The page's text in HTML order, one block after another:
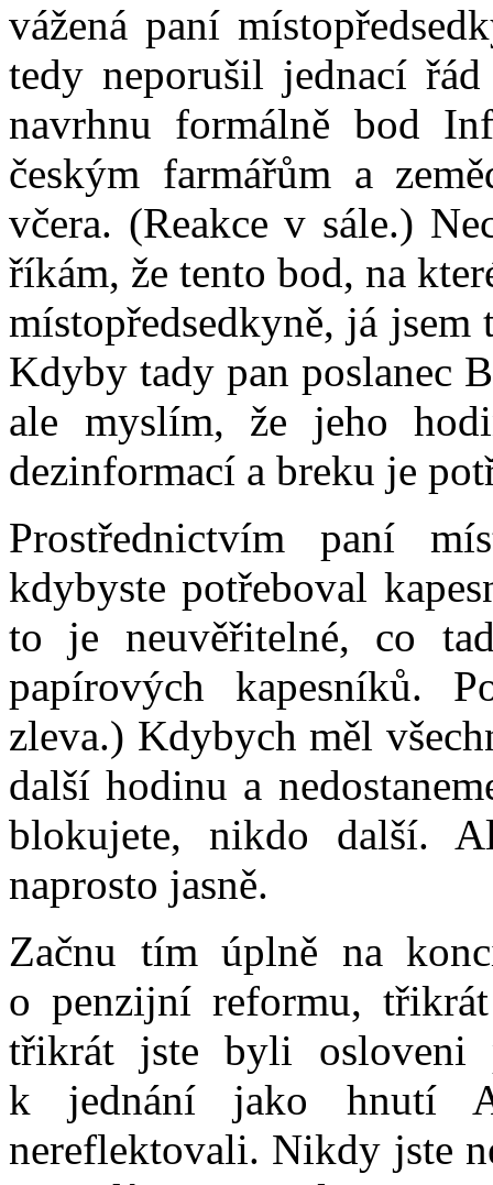
vážená paní
tedy neporušil jednací
navrhnu formálně bod
českým farmářům a
včera. (Reakce v sále.)
říkám, že tento bod, na
místopředsedkyně, já
Kdyby tady pan poslanec
ale myslím, že jeho
dezinformací a breku je
Prostřednictvím paní
kdybyste potřeboval
to je neuvěřitelné, co
papírových kapesníků.
zleva.) Kdybych měl
další hodinu a
blokujete, nikdo další.
naprosto jasně.
Začnu tím úplně na
o penzijní reformu,
třikrát jste byli osloveni
k jednání jako hnutí
nereflektovali. Nikdy jste